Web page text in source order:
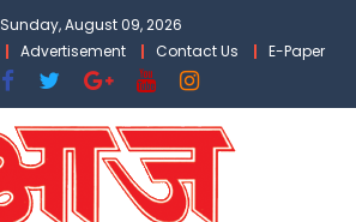
Sunday, August 09, 2026
Advertisement Contact Us E-Paper